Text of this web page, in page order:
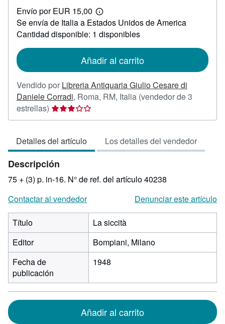
33,00
Envío por EUR 15,00
Más
información
sobre
las
envío
Se envía de Italia a Estados Unidos de America
Cantidad disponible: 1 disponibles
Añadir al carrito
Vendido por Libreria Antiquaria Giulio Cesare di
Daniele Corradi, Roma, RM, Italia (vendedor de 3
estrellas) Calificación
del
3
de
5
estrellas
Detalles del artículo Los detalles del vendedor
Descripción
75 + (3) p. in-16. N° de ref. del artículo 40238
Contactar al vendedor
Denunciar este artículo
Título
La siccità
Editor
Bompiani, Milano
Fecha de
publicación
1948
Añadir al carrito